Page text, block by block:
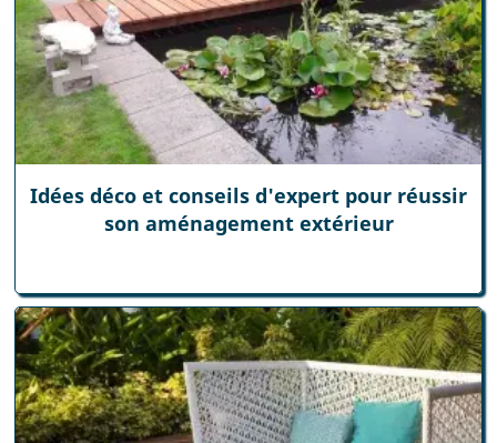
Idées déco et conseils d'expert pour réussir
son aménagement extérieur